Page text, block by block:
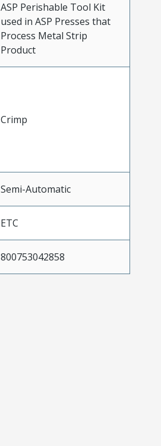
ASP Perishable Tool Kit
used in ASP Presses that
Process Metal Strip
Product
Crimp
Semi-Automatic
ETC
800753042858